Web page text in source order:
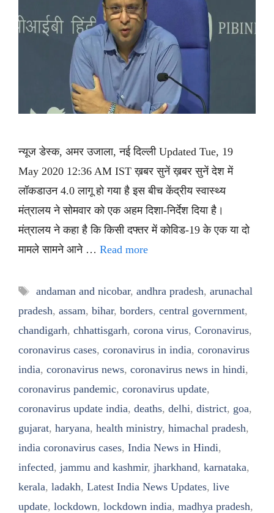
न्यूज डेस्क, अमर उजाला, नई दिल्ली Updated Tue, 19
May 2020 12:36 AM IST ख़बर सुनें ख़बर सुनें देश में
लॉकडाउन 4.0 लागू हो गया है इस बीच केंद्रीय स्वास्थ्य
मंत्रालय ने सोमवार को एक अहम दिशा-निर्देश दिया है।
मंत्रालय ने कहा है कि किसी दफ्तर में कोविड-19 के एक या दो
मामले सामने आने … Read more
Tags
andaman and nicobar, andhra pradesh, arunachal
pradesh, assam, bihar, borders, central government,
chandigarh, chhattisgarh, corona virus, Coronavirus,
coronavirus cases, coronavirus in india, coronavirus
india, coronavirus news, coronavirus news in hindi,
coronavirus pandemic, coronavirus update,
coronavirus update india, deaths, delhi, district, goa,
gujarat, haryana, health ministry, himachal pradesh,
india coronavirus cases, India News in Hindi,
infected, jammu and kashmir, jharkhand, karnataka,
kerala, ladakh, Latest India News Updates, live
update, lockdown, lockdown india, madhya pradesh,